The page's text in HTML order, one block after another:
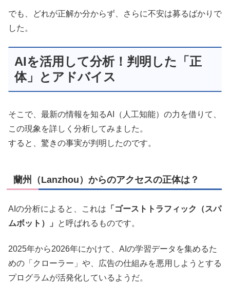
でも、どれが正解か分からず、さらに不安は募るばかりで
した。
AIを活用して分析！判明した「正
体」とアドバイス
そこで、最新の情報を知るAI（人工知能）の力を借りて、
この現象を詳しく分析してみました。
すると、驚きの事実が判明したのです。
蘭州（Lanzhou）からのアクセスの正体は？
AIの分析によると、これは 「ゴーストトラフィック（スパ
ムボット）」
と呼ばれるものです。
2025年から2026年にかけて、AIの学習データを集めるた
めの「クローラー」や、広告の仕組みを悪用しようとする
プログラムが活発化しているようだ。